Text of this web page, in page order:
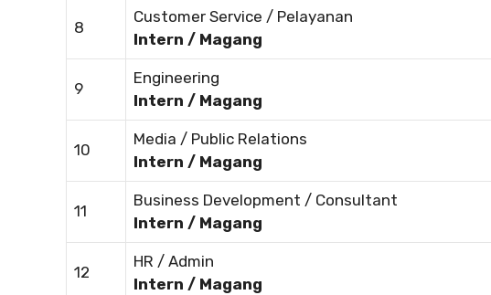
8
Customer Service / Pelayanan
Intern / Magang
9
Engineering
Intern / Magang
10
Media / Public Relations
Intern / Magang
11
Business Development / Consultant
Intern / Magang
12
HR / Admin
Intern / Magang